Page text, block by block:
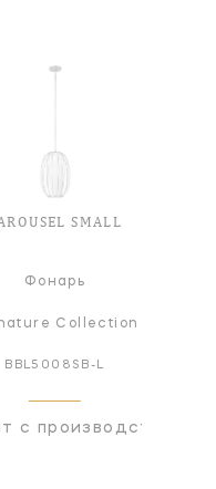
SMALL
Фонарь
Collection
BBL5008SB-L
с производства